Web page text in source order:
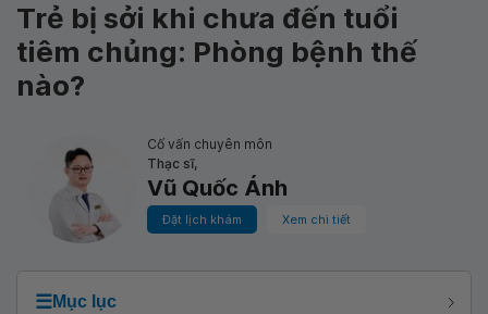
Trẻ bị sởi khi chưa đến tuổi
tiêm chủng: Phòng bệnh thế
nào?
Cố vấn chuyên môn
Thạc sĩ,
Vũ Quốc Ánh
Đặt lịch khám Xem chi tiết
☰Mục lục